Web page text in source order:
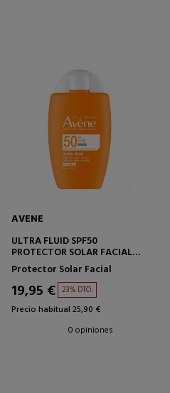
AVENE
ULTRA FLUID SPF50
PROTECTOR SOLAR FACIAL
INVISIBLE
Protector Solar Facial
19,95 € 23% DTO.
Precio habitual 25,90 €
0 opiniones